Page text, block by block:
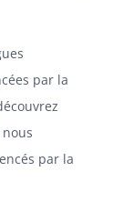
par la
par la